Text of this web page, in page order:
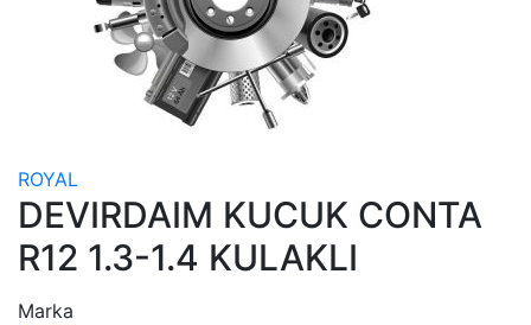
ROYAL
DEVIRDAIM KUCUK CONTA
R12 1.3-1.4 KULAKLI
Marka